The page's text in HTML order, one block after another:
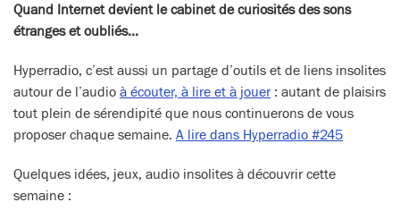
Quand Internet devient le cabinet de curiosités des sons
étranges et oubliés…
Hyperradio, c’est aussi un partage d’outils et de liens insolites
autour de l’audio à écouter, à lire et à jouer: autant de plaisirs
tout plein de sérendipité que nous continuerons de vous
proposer chaque semaine. A lire dans Hyperradio #245
Quelques idées, jeux, audio insolites à découvrir cette
semaine :